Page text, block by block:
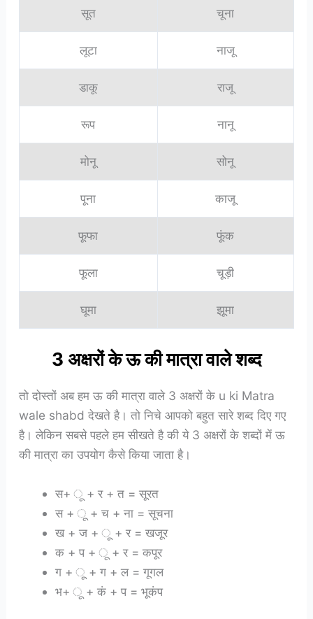
सूत चूना
लूटा नाजू
डाकू राजू
रूप नानू
मोनू सोनू
पूना काजू
फूफा फूंक
फूला चूड़ी
घूमा झूमा
3 अक्षरों के ऊ की मात्रा वाले शब्द
तो दोस्तों अब हम ऊ की मात्रा वाले 3 अक्षरों के u ki Matra
wale shabd देखते है। तो निचे आपको बहुत सारे शब्द दिए गए
है। लेकिन सबसे पहले हम सीखते है की ये 3 अक्षरों के शब्दों में ऊ
की मात्रा का उपयोग कैसे किया जाता है।
स+ ू + र + त = सूरत
स + ू + च + ना = सूचना
ख + ज + ू + र = खजूर
क + प + ू + र = कपूर
ग + ू + ग + ल = गूगल
भ+ ू + कं + प = भूकंप